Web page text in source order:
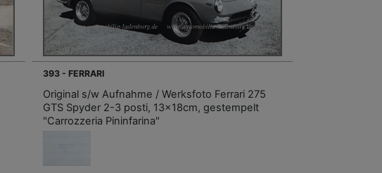
393 - FERRARI
Original s/w Aufnahme / Werksfoto Ferrari 275
GTS Spyder 2-3 posti, 13x18cm, gestempelt
"Carrozzeria Pininfarina"